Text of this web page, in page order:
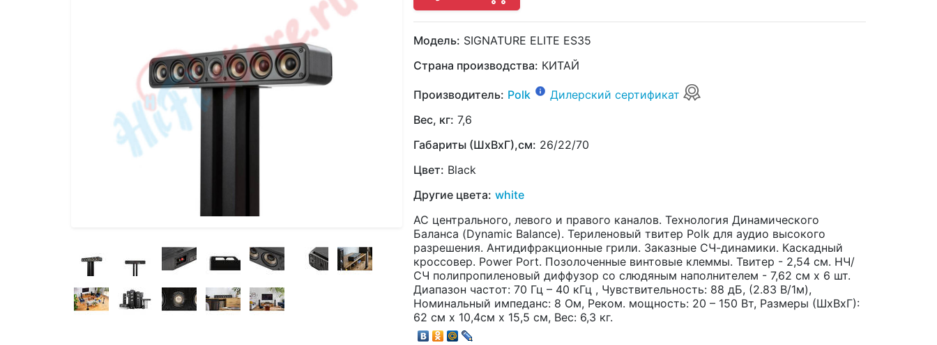
Модель: SIGNATURE ELITE ES35
Страна производства: КИТАЙ
Производитель: Polk
Дилерский сертификат
Вес, кг: 7,6
Габариты (ШхВхГ),см: 26/22/70
Цвет: Black
Другие цвета: white
АС центрального, левого и правого каналов. Технология Динамического
Баланса (Dynamic Balance). Териленовый твитер Polk для аудио высокого
разрешения. Антидифракционные грили. Заказные СЧ-динамики. Каскадный
кроссовер. Power Port. Позолоченные винтовые клеммы. Твитер - 2,54 см. НЧ/
СЧ полипропиленовый диффузор со слюдяным наполнителем - 7,62 см x 6 шт.
Диапазон частот: 70 Гц – 40 кГц , Чувствительность: 88 дБ, (2.83 В/1м),
Номинальный импеданс: 8 Ом, Реком. мощность: 20 – 150 Вт, Размеры (ШхВхГ):
62 см x 10,4см x 15,5 см, Вес: 6,3 кг.